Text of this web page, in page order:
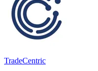
TradeCentric